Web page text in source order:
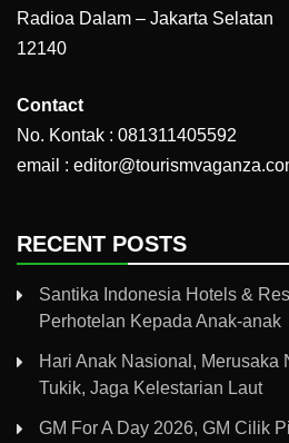
Radioa Dalam – Jakarta Selatan
12140
Contact
No. Kontak : 081311405592
email :
RECENT POSTS
Santika Indonesia Hotels &
Perhotelan Kepada Anak-anak
Hari Anak Nasional, Merusaka
Tukik, Jaga Kelestarian Laut
GM For A Day 2026, GM Cilik